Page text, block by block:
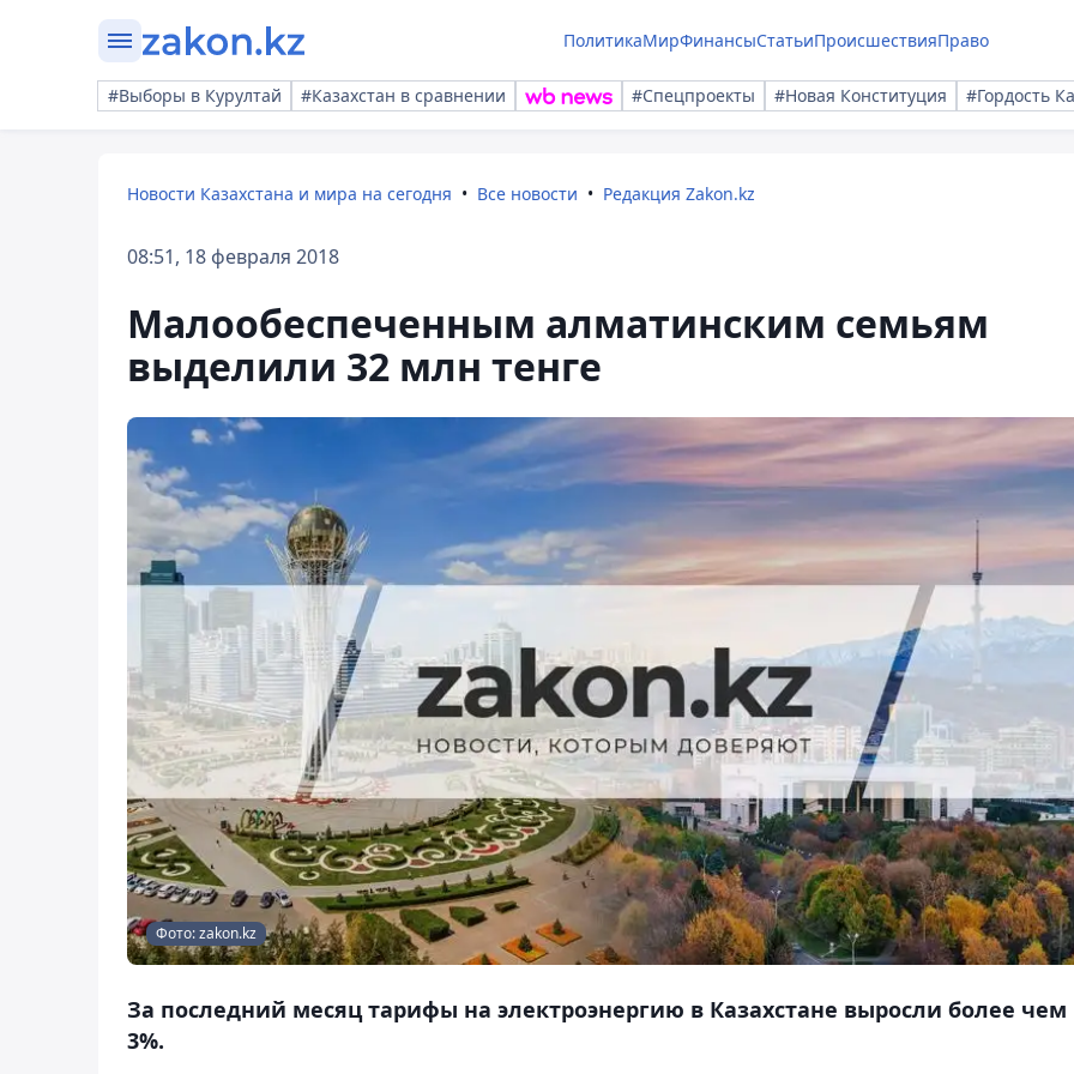
ПолитикаМирФинансыСтатьиПроисшествияПраво
#Выборы в Курултай #Казахстан в сравнении #Спецпроекты #Новая Конституция #Гордость
Новости Казахстана и мира на сегодня Все новости Редакция Zakon.kz
08:51, 18 февраля 2018
Малообеспеченным алматинским семьям
выделили 32 млн тенге
Фото: zakon.kz
За последний месяц тарифы на электроэнергию в Казахстане выросли более чем
3%.